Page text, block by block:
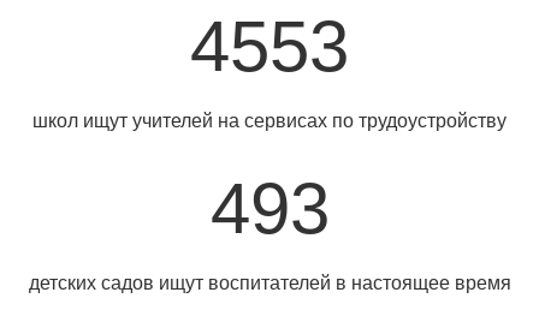
4553
школ ищут учителей на сервисах по трудоустройству
493
детских садов ищут воспитателей в настоящее время